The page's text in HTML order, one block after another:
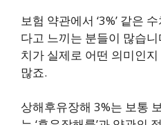
보험 약관에서 ‘3%’ 같은
다고 느끼는 분들이 많습
치가 실제로 어떤 의미인
많죠.
상해후유장해 3%는 보통